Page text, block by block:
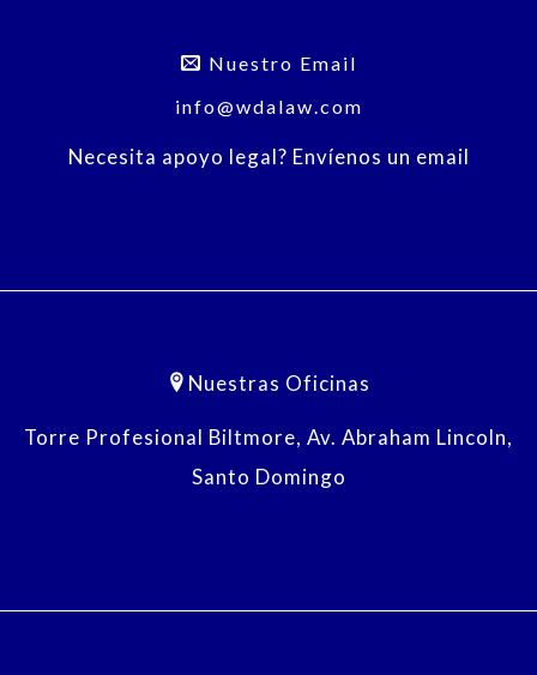
Nuestro Email
info@wdalaw.com
Necesita apoyo legal? Envíenos un email
Nuestras Oficinas
Torre Profesional Biltmore, Av. Abraham Lincoln,
Santo Domingo